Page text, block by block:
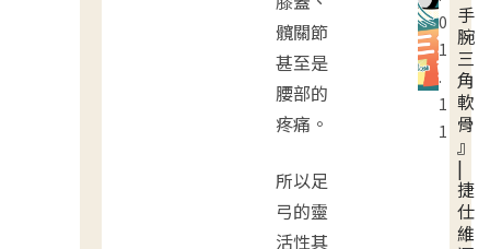
髖關節
甚至是
腰部的
疼痛。
所以足
弓的靈
活性其
0
1
.
1
1
手
腕
三
角
軟
骨
』
|
捷
仕
維